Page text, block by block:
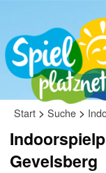
Start > Suche >
Gevelsberg